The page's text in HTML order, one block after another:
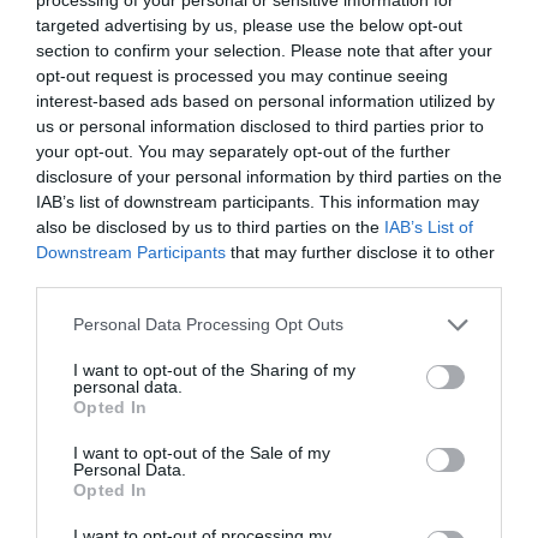
targeted advertising by us, please use the below opt-out
section to confirm your selection. Please note that after your
opt-out request is processed you may continue seeing
interest-based ads based on personal information utilized by
us or personal information disclosed to third parties prior to
your opt-out. You may separately opt-out of the further
disclosure of your personal information by third parties on the
IAB’s list of downstream participants. This information may
also be disclosed by us to third parties on the IAB’s List of
Downstream Participants that may further disclose it to other
Please note that this website/app uses one or more Google
not limited to your visit or usage behaviour. You may click to
grant or deny consent to Google and its third-party tags to
use your data for below specified purposes in below Google
consent section.
Personal Data Processing Opt Outs
I want to opt-out of the Sharing of my
personal data.
Opted In
I want to opt-out of the Sale of my
Personal Data.
Opted In
Panorama 360° de pe acoperiș și vizita la fabrica cu
miros de malţ sunt o amintire de neuitat.
Interesant este că cele mai mari două biserici din
capitala irlandezilor binecunoscuţi drept catolici